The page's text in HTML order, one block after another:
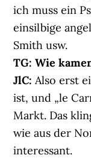
ich muss ein
einsilbige
Smith usw.
TG: Wie
JlC: Also erst
ist, und „le
Markt. Das
wie aus der
interessant.